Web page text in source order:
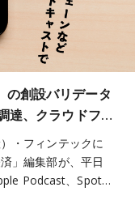
の創設バリデータ
達、クラウドフ…
・フィンテックに
」編集部が、平日
Podcast、Spot…